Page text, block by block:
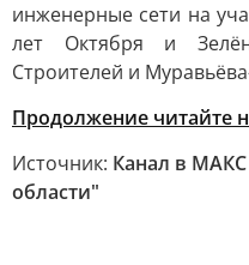
инженерные сети на
лет Октября и
Строителей и
Продолжение читайте
Источник: Канал в
области"